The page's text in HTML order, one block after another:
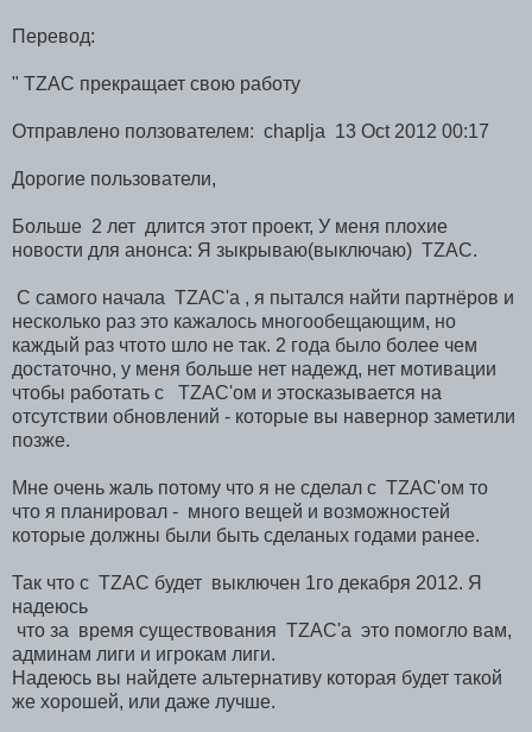
Перевод:
" TZAC прекращает свою работу
Отправлено ползователем: chaplja 13 Oct 2012 00:17
Дорогие пользователи,
Больше 2 лет длится этот проект, У меня плохие
новости для анонса: Я зыкрываю(выключаю) TZAC.
С самого начала TZAC'а , я пытался найти партнёров и
несколько раз это кажалось многообещающим, но
каждый раз чтото шло не так. 2 года было более чем
достаточно, у меня больше нет надежд, нет мотивации
чтобы работать с TZAC'ом и этосказывается на
отсутствии обновлений - которые вы навернор заметили
позже.
Мне очень жаль потому что я не сделал с TZAC'ом то
что я планировал - много вещей и возможностей
которые должны были быть сделаных годами ранее.
Так что с TZAC будет выключен 1го декабря 2012. Я
надеюсь
что за время существования TZAC'а это помогло вам,
админам лиги и игрокам лиги.
Надеюсь вы найдете альтернативу которая будет такой
же хорошей, или даже лучше.